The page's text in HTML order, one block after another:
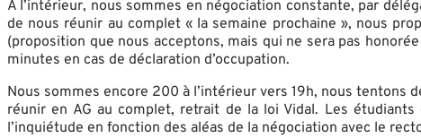
À l’intérieur, nous sommes en négociation constante, par
de nous réunir au complet « la semaine prochaine », nous
(proposition que nous acceptons, mais qui ne sera pas
minutes en cas de déclaration d’occupation.
Nous sommes encore 200 à l’intérieur vers 19h, nous tentons
réunir en AG au complet, retrait de la loi Vidal. Les étudiants
l’inquiétude en fonction des aléas de la négociation avec le